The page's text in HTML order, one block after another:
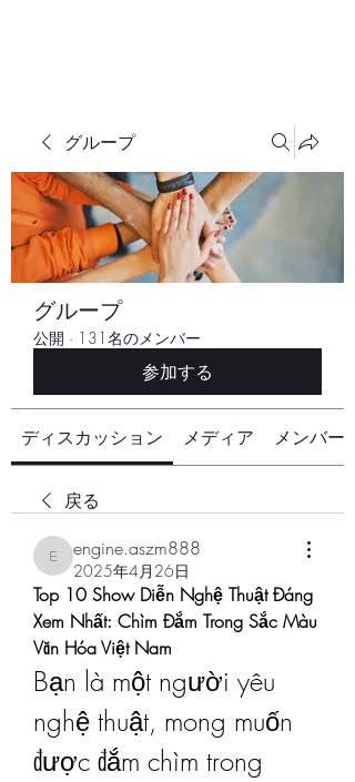
グループ
グループ
公開 · 131名のメンバー
参加する
ディスカッション メディア メンバー
戻る
engine.aszm888
engine.aszm888
2025年4月26日
Top 10 Show Diễn Nghệ Thuật Đáng
Xem Nhất: Chìm Đắm Trong Sắc Màu
Văn Hóa Việt Nam
Bạn là một người yêu
nghệ thuật, mong muốn
được đắm chìm trong